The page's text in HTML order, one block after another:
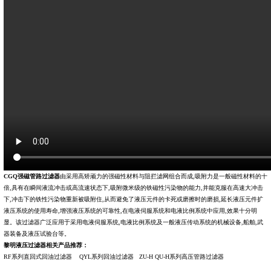
CGQ强磁管路过滤器由采用高矫顽力的强磁性材料与阻拦滤网组合而成,吸附力是一般磁性材料的十
倍,具有在瞬间液流冲击或高流速状态下,吸附微米级的铁磁性污染物的能力,并能克服在高速大冲击
下,冲击下的铁性污染物重新被吸附住,从而避免了液压元件的卡死或磨擦时的磨损,延长液压元件扩
液压系统的使用寿命,增强液压系统的可靠性,在电液伺服系统和电液比例系统中应用,效果十分明
显。该过滤器广泛应用于采用电液伺服系统,电液比例系统及一般液压传动系统的机械设备,船舶,武
器装备及液压试验台等。
黎明液压过滤器相关产品推荐：
RF系列直回式回油过滤器
QYL系列回油过滤器 ZU-H QU-H系列高压管路过滤器